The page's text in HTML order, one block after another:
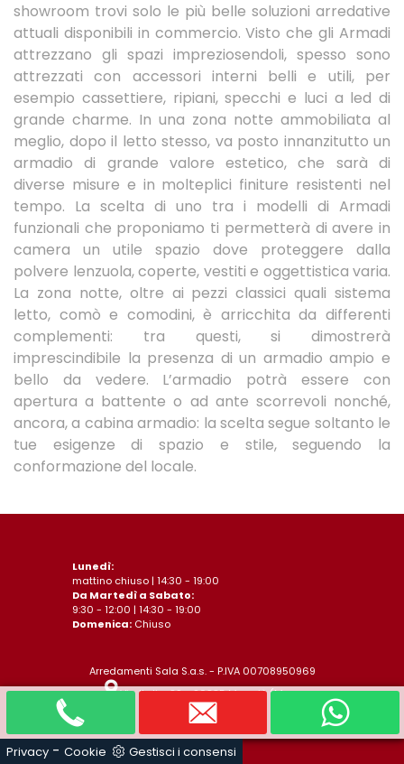
showroom trovi solo le più belle soluzioni arredative
attuali disponibili in commercio. Visto che gli Armadi
attrezzano gli spazi impreziosendoli, spesso sono
attrezzati con accessori interni belli e utili, per
esempio cassettiere, ripiani, specchi e luci a led di
grande charme. In una zona notte ammobiliata al
meglio, dopo il letto stesso, va posto innanzitutto un
armadio di grande valore estetico, che sarà di
diverse misure e in molteplici finiture resistenti nel
tempo. La scelta di uno tra i modelli di Armadi
funzionali che proponiamo ti permetterà di avere in
camera un utile spazio dove proteggere dalla
polvere lenzuola, coperte, vestiti e oggettistica varia.
La zona notte, oltre ai pezzi classici quali sistema
letto, comò e comodini, è arricchita da differenti
complementi: tra questi, si dimostrerà
imprescindibile la presenza di un armadio ampio e
bello da vedere. L’armadio potrà essere con
apertura a battente o ad ante scorrevoli nonché,
ancora, a cabina armadio: la scelta segue soltanto le
tue esigenze di spazio e stile, seguendo la
conformazione del locale.
Lunedì:
mattino chiuso | 14:30 - 19:00
Da Martedì a Sabato:
9:30 - 12:00 | 14:30 - 19:00
Domenica: Chiuso
Arredamenti Sala S.a.s. - P.IVA 00708950969
Via Italia, 89 - 20835 Muggiò (Monza
Brianza)
391.4186243
Privacy - Cookie Gestisci i consensi